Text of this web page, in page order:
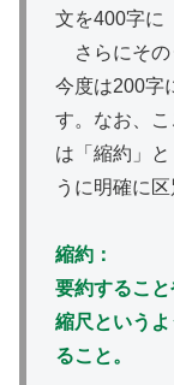
文を400字に
さらにその
今度は200字
す。なお、
は「縮約」
うに明確に区
縮約：
要約するこ
縮尺という
ること。